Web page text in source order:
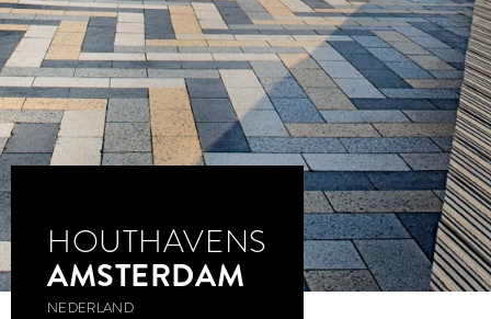
HOUTHAVENS
AMSTERDAM
NEDERLAND